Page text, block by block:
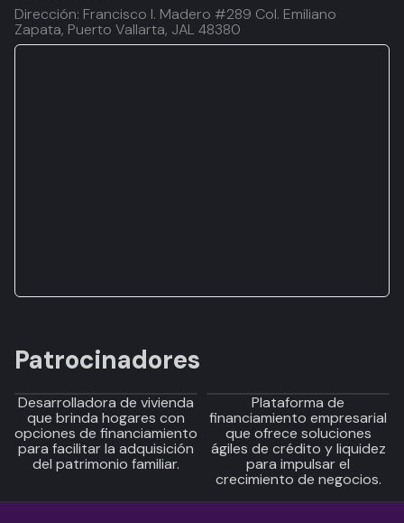
Dirección: Francisco I. Madero #289 Col. Emiliano
Zapata, Puerto Vallarta, JAL 48380
Patrocinadores
Desarrolladora de vivienda
que brinda hogares con
opciones de financiamiento
para facilitar la adquisición
del patrimonio familiar.
Plataforma de
financiamiento empresarial
que ofrece soluciones
ágiles de crédito y liquidez
para impulsar el
crecimiento de negocios.